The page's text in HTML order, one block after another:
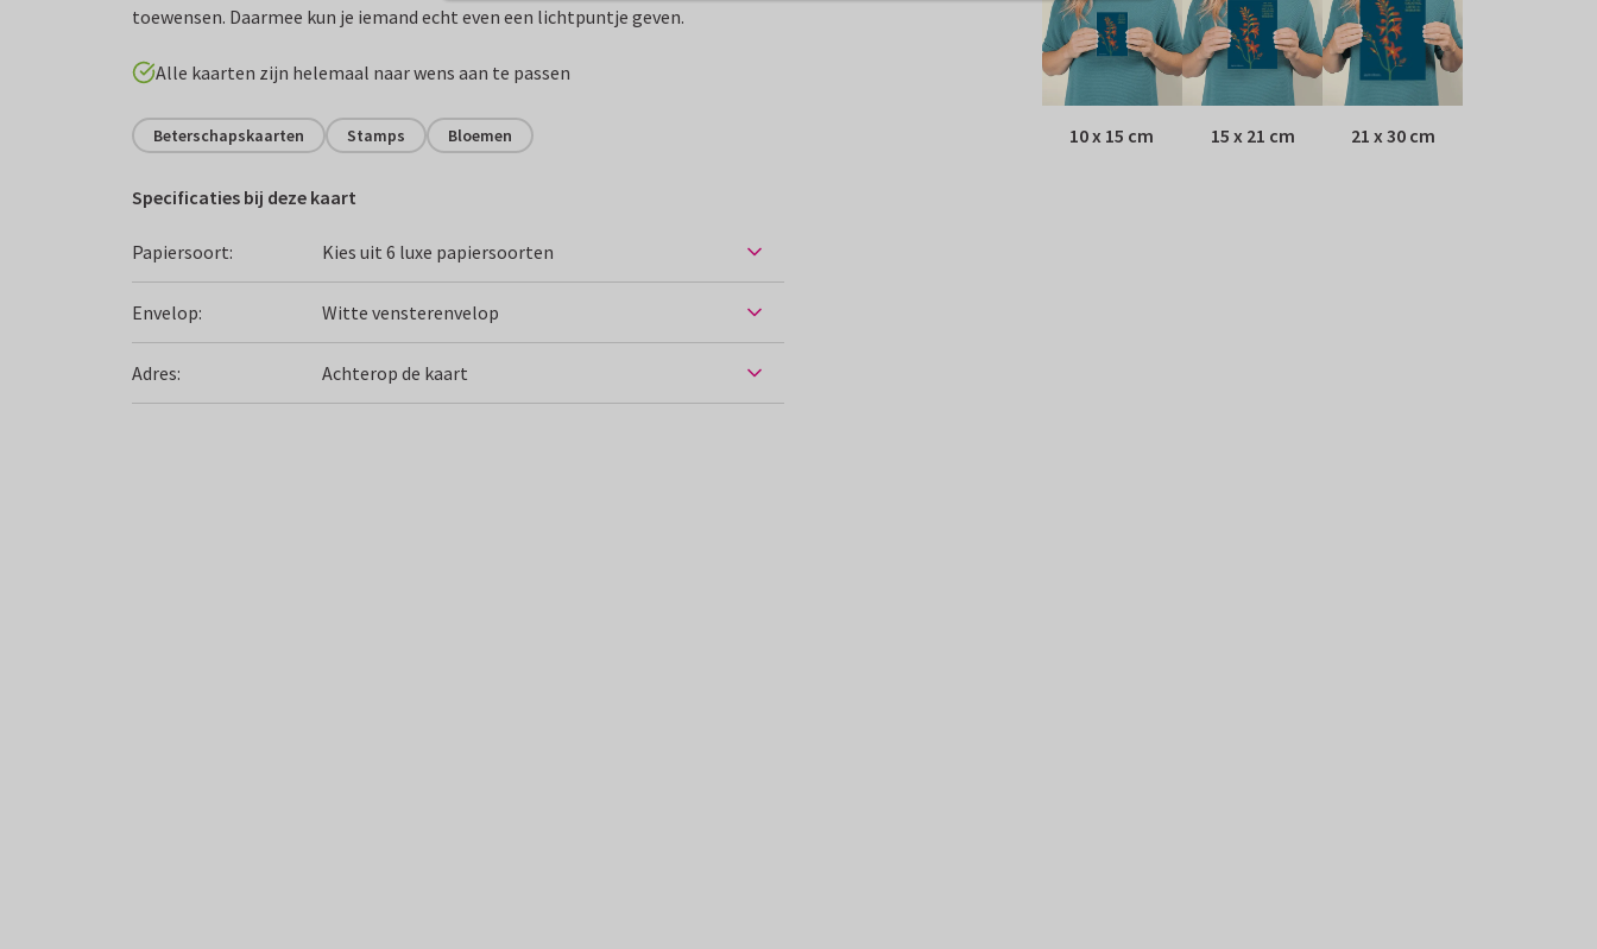
toewensen. Daarmee kun je iemand echt even een lichtpuntje geven.
Alle kaarten zijn helemaal naar wens aan te passen
Beterschapskaarten Stamps Bloemen
Specificaties bij deze kaart
Papiersoort: Kies uit 6 luxe papiersoorten
Envelop: Witte vensterenvelop
Adres: Achterop de kaart
10 x 15 cm 15 x 21 cm 21 x 30 cm